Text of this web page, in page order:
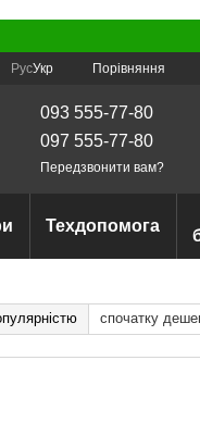
РусУкр Порівняння
093 555-77-80
097 555-77-80
Передзвонити вам?
Техдопомога
спочатку